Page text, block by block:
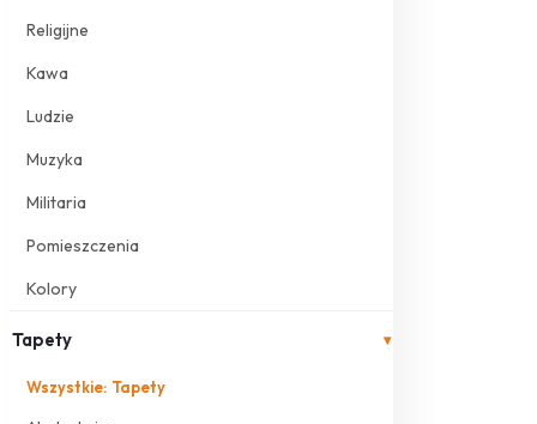
Religijne
Kawa
Ludzie
Muzyka
Militaria
Pomieszczenia
Kolory
Tapety ▾
Wszystkie: Tapety